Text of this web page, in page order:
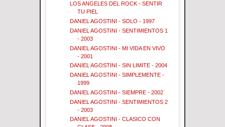
LOS ANGELES DEL ROCK - SENTIR
TU PIEL
DANIEL AGOSTINI - SOLO - 1997
DANIEL AGOSTINI - SENTIMIENTOS 1
- 2003
DANIEL AGOSTINI - MI VIDA EN VIVO
- 2001
DANIEL AGOSTINI - SIN LIMITE - 2004
DANIEL AGOSTINI - SIMPLEMENTE -
1999
DANIEL AGOSTINI - SIEMPRE - 2002
DANIEL AGOSTINI - SENTIMIENTOS 2
- 2003
DANIEL AGOSTINI - CLASICO CON